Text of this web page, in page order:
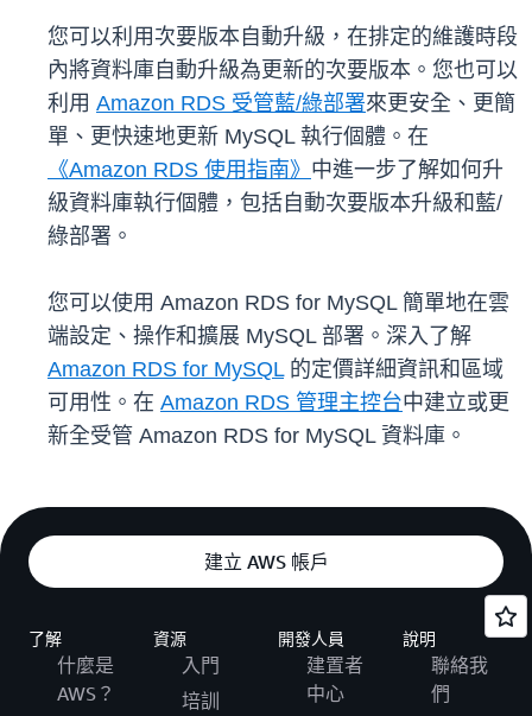
您可以利用次要版本自動升級，在排定的維護時段
內將資料庫自動升級為更新的次要版本。您也可以
利用 Amazon RDS 受管藍/綠部署來更安全、更簡
單、更快速地更新 MySQL 執行個體。在
《Amazon RDS 使用指南》 中進一步了解如何升
級資料庫執行個體，包括自動次要版本升級和藍/
綠部署。
您可以使用 Amazon RDS for MySQL 簡單地在雲
端設定、操作和擴展 MySQL 部署。深入了解
Amazon RDS for MySQL的定價詳細資訊和區域
可用性。在 Amazon RDS 管理主控台中建立或更
新全受管 Amazon RDS for MySQL 資料庫。
建立 AWS 帳戶
了解
什麼是
AWS？
資源
入門
培訓
開發人員
建置者
中心
說明
聯絡我
們